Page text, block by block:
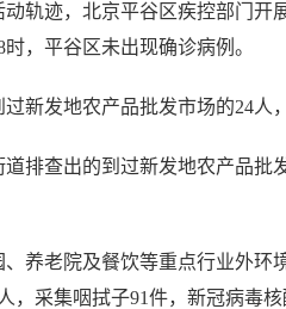
迹，北京平谷区疾控部门开
，平谷区未出现确诊病例。
发地农产品批发市场的24人
查出的到过新发地农产品批
老院及餐饮等重点行业外环
，采集咽拭子91件，新冠病毒核